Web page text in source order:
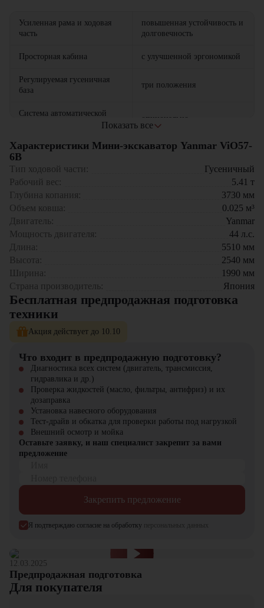
Усиленная рама и ходовая
часть
повышенная устойчивость и
долговечность
Просторная кабина с улучшенной эргономикой
Регулируемая гусеничная
база
три положения
Система автоматической
опционально
Прокладка инженерных коммуникаций
Демонтажные операции
Сельскохозяйственные задачи
Компания " в России.Мы
прдлагаем:
Новые машины с гарантией
Профессиональное сервисное обслуживание
Оригинальные запчасти в наличии
Гибкие условия лизинга и кредитования
Yanmar ViO57-6B
– ваш надежный партнер для профессиональных
строительных задач!
Показать все
Характеристики Мини-экскаватор Yanmar ViO57-
6B
Тип ходовой части:
Гусеничный
Рабочий вес:
5.41 т
Глубина копания:
3730 мм
Объем ковша:
0.025 м³
Двигатель:
Yanmar
Мощность двигателя:
44 л.с.
Длина:
5510 мм
Высота:
2540 мм
Ширина:
1990 мм
Страна производитель:
Япония
Бесплатная предпродажная подготовка
техники
Акция действует до 10.10
Что входит в предпродажную подготовку?
Диагностика всех систем (двигатель, трансмиссия,
гидравлика и др.)
Проверка жидкостей (масло, фильтры, антифриз) и их
дозаправка
Установка навесного оборудования
Тест-драйв и обкатка для проверки работы под нагрузкой
Внешний осмотр и мойка
Оставьте заявку, и наш специалист закрепит за вами
предложение
Закрепить предложение
Я подтверждаю согласие на обработку персональных данных
12.03.2025
Предпродажная подготовка
Для покупателя